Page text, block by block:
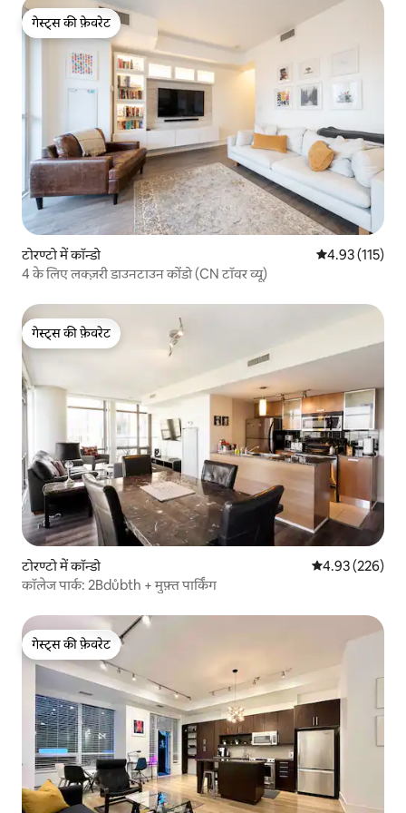
गेस्ट्स की फ़ेवरेट
गेस्ट्स की फ़ेवरेट
टोरण्टो में कॉन्डो औसत रेटिंग 5 में से
4.93 (115)
4 के लिए लक्ज़री डाउनटाउन कोंडो (CN टॉवर व्यू)
गेस्ट्स की फ़ेवरेट
गेस्ट्स की फ़ेवरेट
टोरण्टो में कॉन्डो औसत रेटिंग 5 में से
4.93 (226)
कॉलेज पार्क: 2Bdůbth + मुफ़्त पार्किंग
गेस्ट्स की फ़ेवरेट
गेस्ट्स की फ़ेवरेट